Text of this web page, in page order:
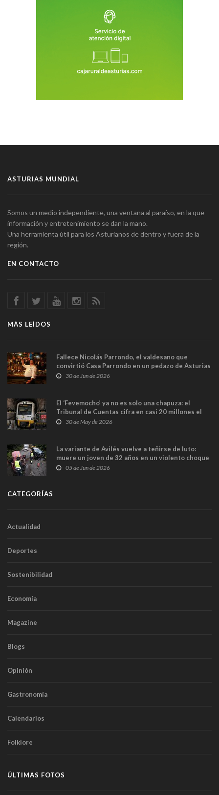
ASTURIAS MUNDIAL
Somos un medio independiente, una ventana al paraíso, en la que
información y entretenimiento se dan la mano.
Una herramienta útil para los Asturianos de dentro y fuera de la
región.
EN CONTACTO
MÁS LEÍDOS
Fallece Nicolás Parrondo, el valdesano que
convirtió Casa Parrondo en un pedazo de Asturias
en Madrid
30 de Jun de 2026
El ‘Fevemocho’ ya no es solo una chapuza: el
Tribunal de Cuentas cifra en casi 20 millones el
sobrecoste de los trenes que no cabían por los
30 de May de 2026
La variante de Avilés vuelve a teñirse de luto:
muere un joven de 32 años en un violento choque
frontal
05 de Jun de 2026
CATEGORÍAS
Actualidad
Deportes
Sostenibilidad
Economía
Magazine
Blogs
Opinión
Gastronomía
Calendarios
Folklore
ÚLTIMAS FOTOS